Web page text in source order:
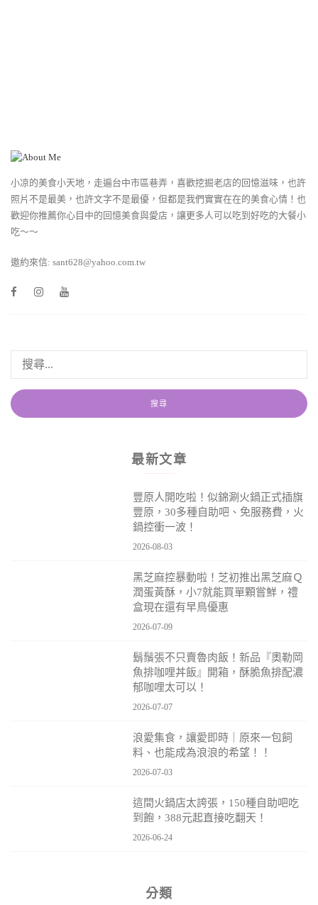
小凉的美食小天地，走遍台中市區巷弄，喜歡挖掘老店的回憶滋味，也許
照片不是最美，也許文字不是最優，但都是我們實實在在的美食心情！也
歡迎你推薦你心目中的回憶美食與愛店，讓更多人可以吃到好吃的大餐小
吃～～
邀約來信: sant628@yahoo.com.tw
最新文章
豐原人開吃啦！似錦涮火鍋正式插旗
豐原，30多種自助吧、免服務費，火
鍋控衝一波！
2026-08-03
黑芝麻控暴動啦！芝初推出黑芝麻Ｑ
潤蛋黃酥，小7就能買單顆嘗鮮，禮
盒現在還有早鳥優惠
2026-07-09
鬍鬚張不只賣魯肉飯！新品『奧勒岡
魚排咖哩丼飯』開箱，酥脆魚排配濃
郁咖哩太可以！
2026-07-07
浪愛集食，讓愛即時｜原來一包飼
料、也能成為浪浪的希望！！
2026-07-03
這間火鍋店太誇張，150種自助吧吃
到飽，388元起直接吃翻天！
2026-06-24
分類